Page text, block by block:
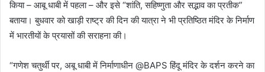
किया – आबू धाबी में पहला – और इसे “शांति, सहिष्णुता और सद्भाव का प्रतीक”
बताया। बुधवार को खाड़ी राष्ट्र की दिन की यात्रा ने भी प्रतिष्ठित मंदिर के निर्माण
में भारतीयों के प्रयासों की सराहना की।
“गणेश चतुर्थी पर, अबू धाबी में निर्माणाधीन @BAPS हिंदू मंदिर के दर्शन करने का